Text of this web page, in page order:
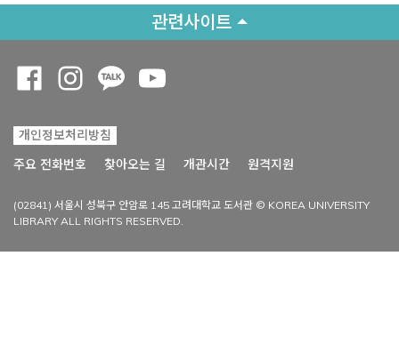
관련사이트
개인정보처리방침
주요 전화번호
찾아오는 길 개관시간 원격지원
(02841) 서울시 성북구 안암로 145 고려대학교 도서관 © KOREA UNIVERSITY
LIBRARY ALL RIGHTS RESERVED.
Opens a new window
Opens a new window
Opens a new window